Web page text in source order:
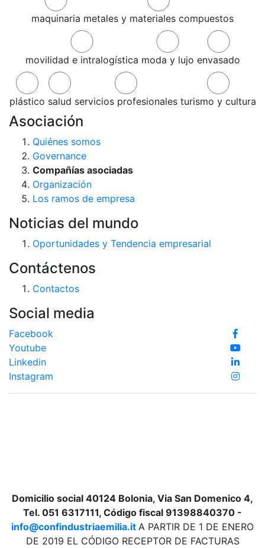
maquinaria metales y materiales compuestos
movilidad e intralogística moda y lujo envasado
plástico salud servicios profesionales turismo y cultura
Asociación
Quiénes somos
Governance
Compañías asociadas
Organización
Los ramos de empresa
Noticias del mundo
Oportunidades y Tendencia empresarial
Contáctenos
Contactos
Social media
Facebook
Youtube
Linkedin
Instagram
Domicilio social 40124 Bolonia, Via San Domenico 4,
Tel. 051 6317111, Código fiscal 91398840370 -
info@confindustriaemilia.it A PARTIR DE 1 DE ENERO
DE 2019 EL CÓDIGO RECEPTOR DE FACTURAS